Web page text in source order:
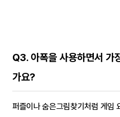
Q3. 아폭을 사용하면서 가
가요?
퍼즐이나 숨은그림찾기처럼 게임